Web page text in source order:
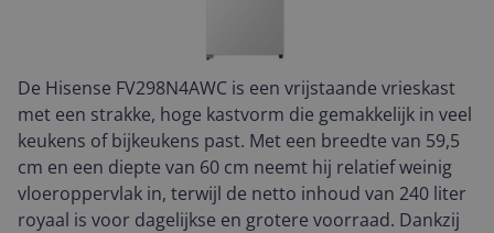
De Hisense FV298N4AWC is een vrijstaande vrieskast
met een strakke, hoge kastvorm die gemakkelijk in veel
keukens of bijkeukens past. Met een breedte van 59,5
cm en een diepte van 60 cm neemt hij relatief weinig
vloeroppervlak in, terwijl de netto inhoud van 240 liter
royaal is voor dagelijkse en grotere voorraad. Dankzij